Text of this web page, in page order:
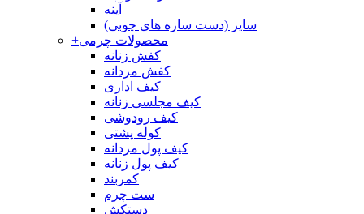
آینه
سایر (دست سازه های چوبی)
+محصولات چرمی
کفش زنانه
کفش مردانه
کیف اداری
کیف مجلسی زنانه
کیف رودوشی
کوله پشتی
کیف پول مردانه
کیف پول زنانه
کمربند
ست چرم
دستکش